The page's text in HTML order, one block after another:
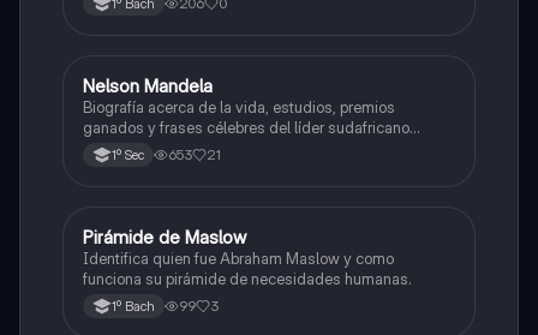
1º Bach
Historia
Nelson Mandela
Biografía acerca de la vida, estudios, premios
ganados y frases célebres del líder sudafricano
Nelson Mandela.
1º Sec 653 21
Ética y valores
Pirámide de Maslow
Identifica quien fue Abraham Maslow y como
funciona su pirámide de necesidades humanas.
1º Bach 99 3